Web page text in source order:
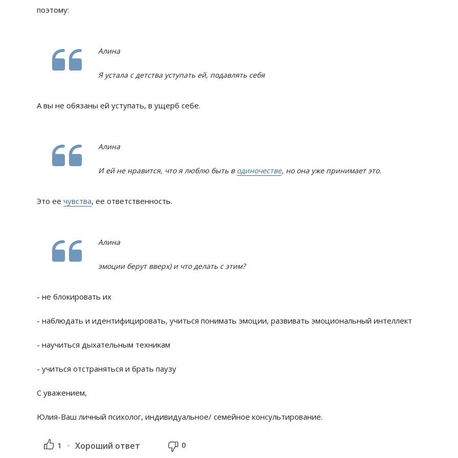
поэтому:
Алина
Я устала с детства уступать ей, подавлять себя
А вы не обязаны ей уступать, в ущерб себе.
Алина
И ей не нравится, что я люблю быть в одиночестве, но она уже принимает это.
Это ее чувства, ее ответственность.
Алина
эмоции берут вверх) и что делать с этим?
- не блокировать их
- наблюдать и идентифицировать, учиться понимать эмоции, развивать эмоциональный интеллект
- научиться дыхательным техникам
- учиться отстраняться и брать паузу
С уважением,
Юлия-Ваш личный психолог, индивидуальное/ семейное консультирование.
1 Хороший ответ 0